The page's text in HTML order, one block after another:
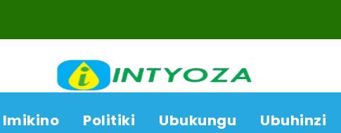
Imikino Politiki Ubukungu Ubuhinzi